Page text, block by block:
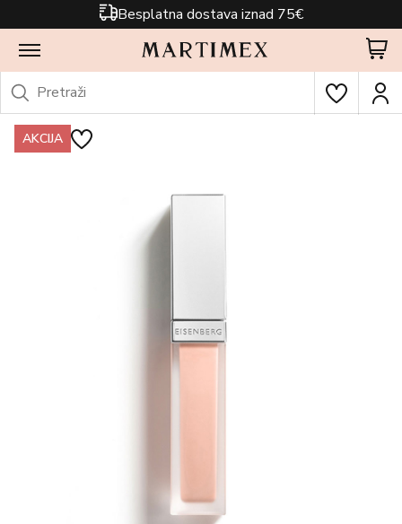
Besplatna dostava iznad 75€
AKCIJA